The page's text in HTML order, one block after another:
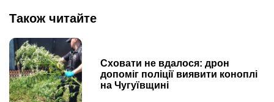
Також читайте
Сховати не вдалося: дрон
допоміг поліції виявити коноплі
на Чугуївщині